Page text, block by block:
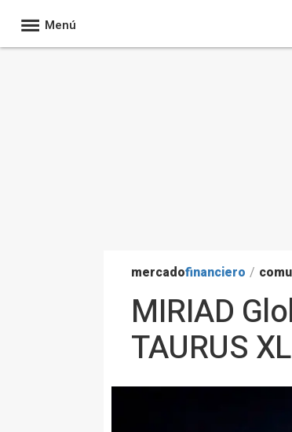
Menú
mercadofinanciero /
MIRIAD
TAURUS